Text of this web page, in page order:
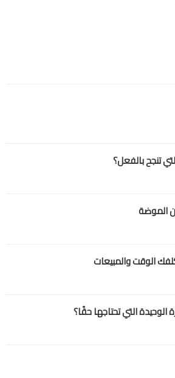
تنجح بالفعل؟
الموضة
الوقت والمبيعات
التي تحتاجها حقًا؟